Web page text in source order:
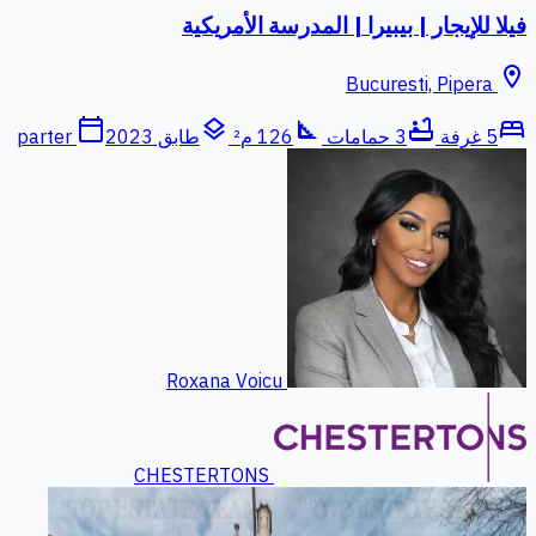
فيلا للإيجار | بيبيرا | المدرسة الأمريكية
location_on
bed5 غرفة bathtub 3 حمامات square_foot 126 م² layers طابق parter calendar_today2023
Roxana Voicu
CHESTERTONS